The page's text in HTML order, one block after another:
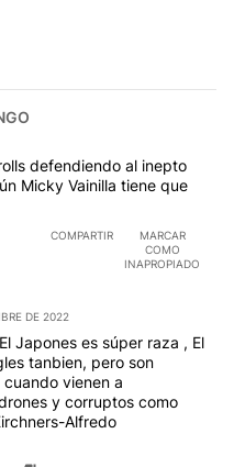
defendiendo al inepto
Micky Vainilla tiene que
COMPARTIR
MARCAR
COMO
INAPROPIADO
DE 2022
Japones es súper raza , El
tanbien, pero son
vienen a
y corruptos como
Alfredo